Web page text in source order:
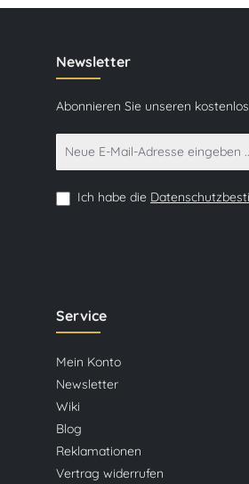
Newsletter
Abonnieren Sie unseren
Ich habe die
Service
Mein Konto
Newsletter
Wiki
Blog
Reklamationen
Vertrag widerrufen